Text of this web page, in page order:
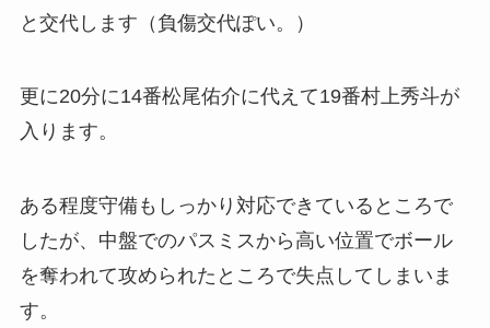
と交代します（負傷交代ぽい。）
更に20分に14番松尾佑介に代えて19番村上秀斗が
入ります。
ある程度守備もしっかり対応できているところで
したが、中盤でのパスミスから高い位置でボール
を奪われて攻められたところで失点してしまいま
す。